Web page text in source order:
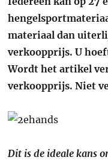
materiaal dan
verkoopprijs. U
Wordt het artikel
verkoopprijs. Niet
Dit is de ideale kans